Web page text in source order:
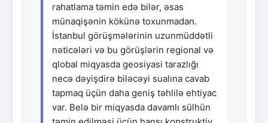
rahatlama təmin edə bilər, əsas
münaqişənin kökünə toxunmadan.
İstanbul görüşmələrinin uzunmüddətli
nəticələri və bu görüşlərin regional və
qlobal miqyasda geosiyasi tarazlığı
necə dəyişdirə biləcəyi sualına cavab
tapmaq üçün daha geniş təhlilə ehtiyac
var. Belə bir miqyasda davamlı sülhün